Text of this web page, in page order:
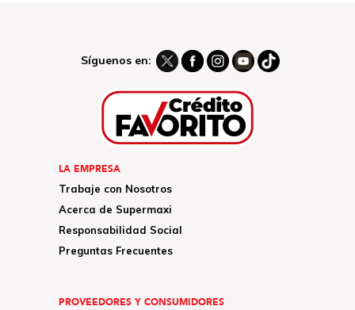
Síguenos en:
LA EMPRESA
Trabaje con Nosotros
Acerca de Supermaxi
Responsabilidad Social
Preguntas Frecuentes
PROVEEDORES Y CONSUMIDORES